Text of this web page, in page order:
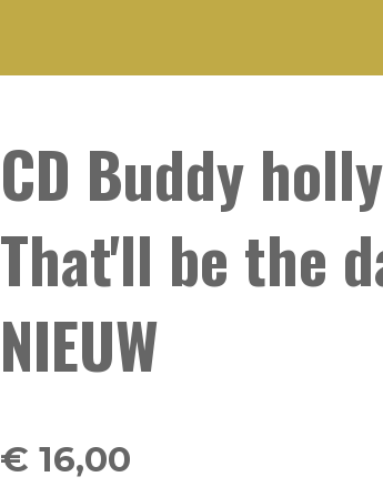
CD Buddy
That'll be the
NIEUW
€ 16,00